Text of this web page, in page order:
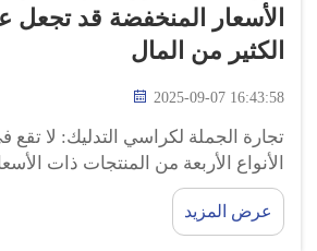
الأسعار المنخفضة قد تجعل
الكثير من المال
2025-09-07 16:43:58
تجارة الجملة لكراسي التدليك: لا تقع
الأنواع الأربعة من المنتجات ذات
تجعل عملاءك يعيدون الكثير من
التدليك بالجملة استثمارًا مربحًا
لجذب المزيد من العملاء وزيادة الأرباح...
عرض المزيد